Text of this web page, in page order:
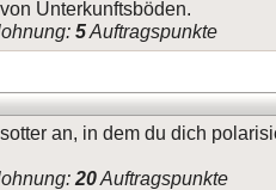
Unterkunftsböden.
5Auftragspunkte
an, in dem du dich
20Auftragspunkte